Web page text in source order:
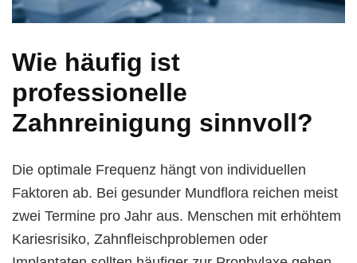
Wie häufig ist
professionelle
Zahnreinigung sinnvoll?
Die optimale Frequenz hängt von individuellen
Faktoren ab. Bei gesunder Mundflora reichen meist
zwei Termine pro Jahr aus. Menschen mit erhöhtem
Kariesrisiko, Zahnfleischproblemen oder